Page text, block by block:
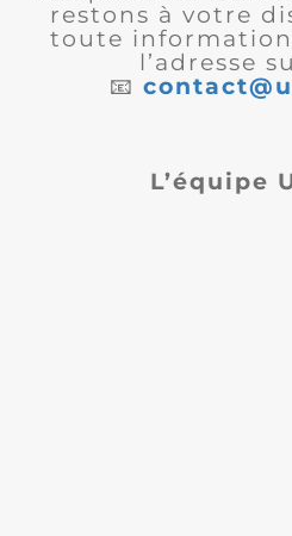
restons à votre
toute information
l’adresse
📧
L’équipe